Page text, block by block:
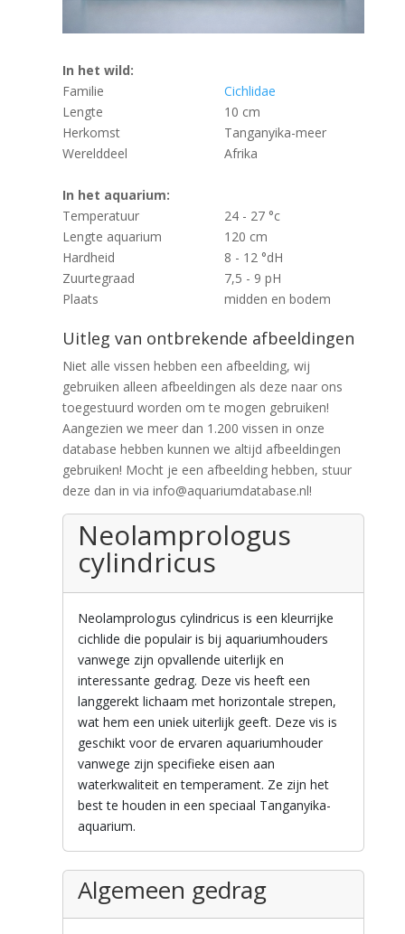
In het wild:
Familie
Cichlidae
Lengte
10 cm
Herkomst
Tanganyika-meer
Werelddeel
Afrika
In het aquarium:
Temperatuur
24 - 27 °c
Lengte aquarium
120 cm
Hardheid
8 - 12 °dH
Zuurtegraad
7,5 - 9 pH
Plaats
midden en bodem
Uitleg van ontbrekende afbeeldingen
Niet alle vissen hebben een afbeelding, wij
gebruiken alleen afbeeldingen als deze naar ons
toegestuurd worden om te mogen gebruiken!
Aangezien we meer dan 1.200 vissen in onze
database hebben kunnen we altijd afbeeldingen
gebruiken! Mocht je een afbeelding hebben, stuur
deze dan in via info@aquariumdatabase.nl!
Neolamprologus
cylindricus
Neolamprologus cylindricus is een kleurrijke
cichlide die populair is bij aquariumhouders
vanwege zijn opvallende uiterlijk en
interessante gedrag. Deze vis heeft een
langgerekt lichaam met horizontale strepen,
wat hem een uniek uiterlijk geeft. Deze vis is
geschikt voor de ervaren aquariumhouder
vanwege zijn specifieke eisen aan
waterkwaliteit en temperament. Ze zijn het
best te houden in een speciaal Tanganyika-
aquarium.
Algemeen gedrag